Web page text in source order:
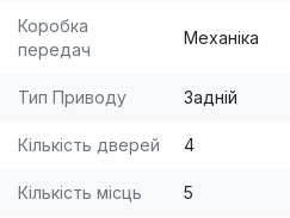
Коробка
передач
Механіка
Тип Приводу Задній
Кількість дверей 4
Кількість місць 5